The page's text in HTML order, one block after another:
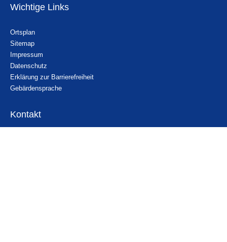
Wichtige Links
Ortsplan
Sitemap
Impressum
Datenschutz
Erklärung zur Barrierefreiheit
Gebärdensprache
Kontakt